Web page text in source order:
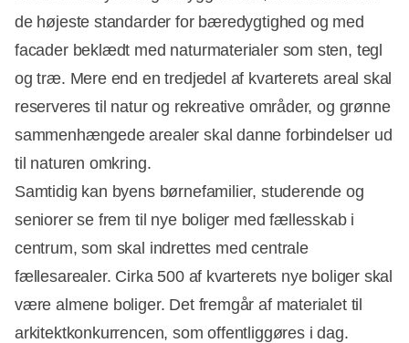
de højeste standarder for bæredygtighed og med
facader beklædt med naturmaterialer som sten, tegl
og træ. Mere end en tredjedel af kvarterets areal skal
reserveres til natur og rekreative områder, og grønne
sammenhængede arealer skal danne forbindelser ud
til naturen omkring.
Samtidig kan byens børnefamilier, studerende og
seniorer se frem til nye boliger med fællesskab i
centrum, som skal indrettes med centrale
fællesarealer. Cirka 500 af kvarterets nye boliger skal
være almene boliger. Det fremgår af materialet til
arkitektkonkurrencen, som offentliggøres i dag.